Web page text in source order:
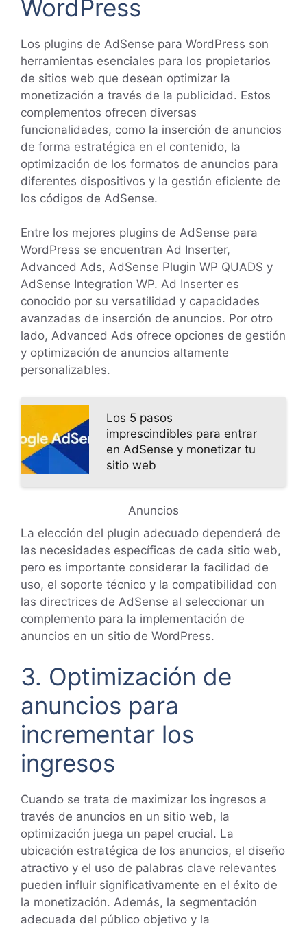
WordPress
Los plugins de AdSense para WordPress son
herramientas esenciales para los propietarios
de sitios web que desean optimizar la
monetización a través de la publicidad. Estos
complementos ofrecen diversas
funcionalidades, como la inserción de anuncios
de forma estratégica en el contenido, la
optimización de los formatos de anuncios para
diferentes dispositivos y la gestión eficiente de
los códigos de AdSense.
Entre los mejores plugins de AdSense para
WordPress se encuentran Ad Inserter,
Advanced Ads, AdSense Plugin WP QUADS y
AdSense Integration WP. Ad Inserter es
conocido por su versatilidad y capacidades
avanzadas de inserción de anuncios. Por otro
lado, Advanced Ads ofrece opciones de gestión
y optimización de anuncios altamente
personalizables.
Los 5 pasos
imprescindibles para entrar
en AdSense y monetizar tu
sitio web
Anuncios
La elección del plugin adecuado dependerá de
las necesidades específicas de cada sitio web,
pero es importante considerar la facilidad de
uso, el soporte técnico y la compatibilidad con
las directrices de AdSense al seleccionar un
complemento para la implementación de
anuncios en un sitio de WordPress.
3. Optimización de
anuncios para
incrementar los
ingresos
Cuando se trata de maximizar los ingresos a
través de anuncios en un sitio web, la
optimización juega un papel crucial. La
ubicación estratégica de los anuncios, el diseño
atractivo y el uso de palabras clave relevantes
pueden influir significativamente en el éxito de
la monetización. Además, la segmentación
adecuada del público objetivo y la